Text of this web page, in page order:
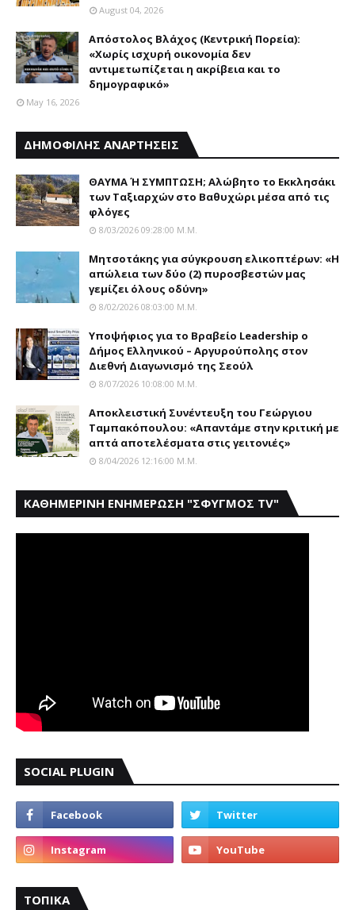
August 04, 2026
Απόστολος Βλάχος (Κεντρική Πορεία):
«Χωρίς ισχυρή οικονομία δεν
αντιμετωπίζεται η ακρίβεια και το
δημογραφικό»
May 16, 2026
ΔΗΜΟΦΙΛΗΣ ΑΝΑΡΤΗΣΕΙΣ
ΘΑΥΜΑ Ή ΣΥΜΠΤΩΣΗ; Aλώβητο το Eκκλησάκι
των Tαξιαρχών στο Bαθυχώρι μέσα από τις
φλόγες
8/03/2026 09:28:00 Μ.μ.
Μητσοτάκης για σύγκρουση ελικοπτέρων: «Η
απώλεια των δύο (2) πυροσβεστών μας
γεμίζει όλους οδύνη»
8/02/2026 08:03:00 Μ.μ.
Yποψήφιος για το Bραβείο Leadership ο
Δήμος Ελληνικού – Αργυρούπολης στον
Διεθνή Διαγωνισμό της Σεούλ
8/07/2026 10:08:00 Μ.μ.
Αποκλειστική Συνέντευξη του Γεώργιου
Ταμπακόπουλου: «Απαντάμε στην κριτική με
απτά αποτελέσματα στις γειτονιές»
8/04/2026 12:16:00 Μ.μ.
ΚΑΘΗΜΕΡΙΝΗ ΕΝΗΜΕΡΩΣΗ "ΣΦΥΓΜΟΣ TV"
SOCIAL PLUGIN
ΤΟΠΙΚΑ